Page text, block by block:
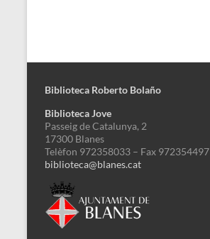
Biblioteca Roberto Bolaño
Biblioteca Jove
Passeig de Catalunya, 2
17300 Blanes
Telèfon 972358033 – Fax 972354497
biblioteca@blanes.cat